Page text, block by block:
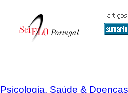
Psicologia, Saúde & Doenças